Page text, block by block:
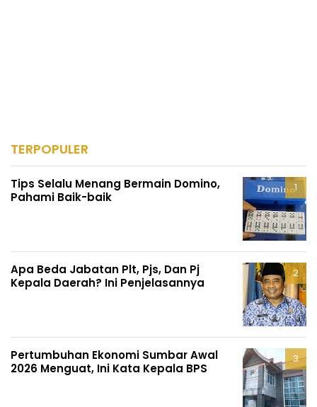
TERPOPULER
Tips Selalu Menang Bermain Domino,
Pahami Baik-baik
Apa Beda Jabatan Plt, Pjs, Dan Pj
Kepala Daerah? Ini Penjelasannya
Pertumbuhan Ekonomi Sumbar Awal
2026 Menguat, Ini Kata Kepala BPS